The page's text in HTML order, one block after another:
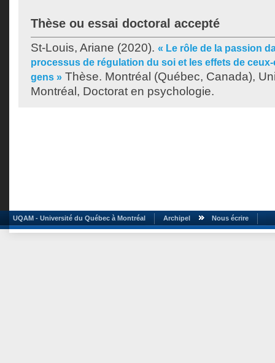
Thèse ou essai doctoral accepté
St-Louis, Ariane (2020). « Le rôle de la passion
processus de régulation du soi et les effets de
gens » Thèse. Montréal (Québec, Canada),
Montréal, Doctorat en psychologie.
UQAM - Université du Québec à Montréal Archipel Nous écrire